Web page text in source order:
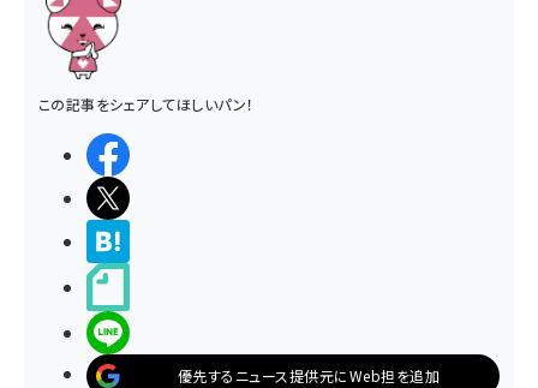
この記事をシェアしてほしいパン！
優先するニュース提供元にWeb担を追加